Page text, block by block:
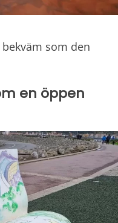
som den
en öppen